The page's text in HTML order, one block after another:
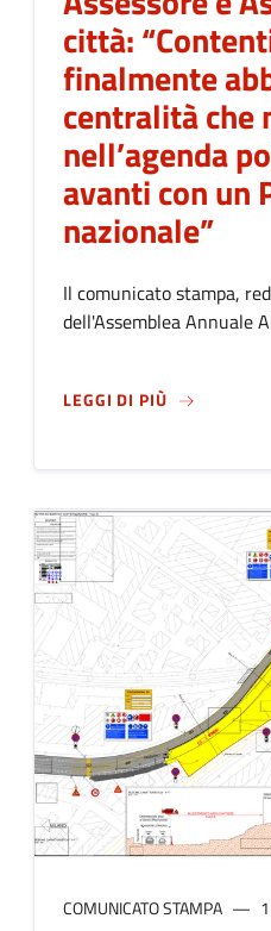
città:
finalmente
centralità che
nell’agenda
avanti con un
nazionale”
Il comunicato stampa,
dell'Assemblea Annuale
LEGGI DI PIÙSU
COMUNICATO STAMPA